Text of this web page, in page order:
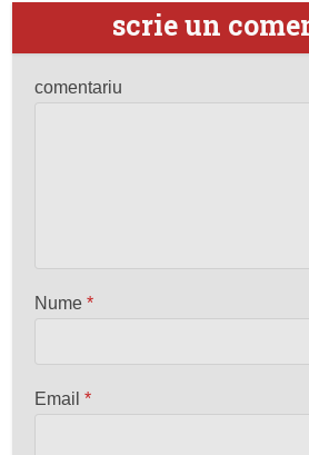
scrie un
comentariu
Nume*
Email*